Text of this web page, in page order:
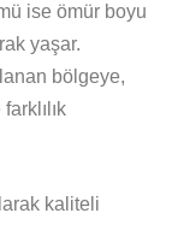
ise ömür boyu
yaşar.
bölgeye,
kaliteli